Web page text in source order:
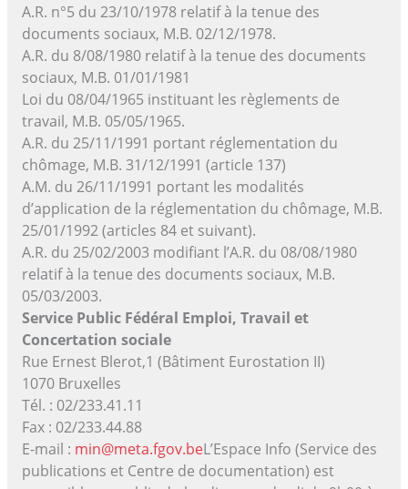
A.R. n°5 du 23/10/1978 relatif à la tenue des
documents sociaux, M.B. 02/12/1978.
A.R. du 8/08/1980 relatif à la tenue des documents
sociaux, M.B. 01/01/1981
Loi du 08/04/1965 instituant les règlements de
travail, M.B. 05/05/1965.
A.R. du 25/11/1991 portant réglementation du
chômage, M.B. 31/12/1991 (article 137)
A.M. du 26/11/1991 portant les modalités
d’application de la réglementation du chômage, M.B.
25/01/1992 (articles 84 et suivant).
A.R. du 25/02/2003 modifiant l’A.R. du 08/08/1980
relatif à la tenue des documents sociaux, M.B.
05/03/2003.
Service Public Fédéral Emploi, Travail et
Concertation sociale
Rue Ernest Blerot,1 (Bâtiment Eurostation II)
1070 Bruxelles
Tél. : 02/233.41.11
Fax : 02/233.44.88
E-mail : min@meta.fgov.beL’Espace Info (Service des
publications et Centre de documentation) est